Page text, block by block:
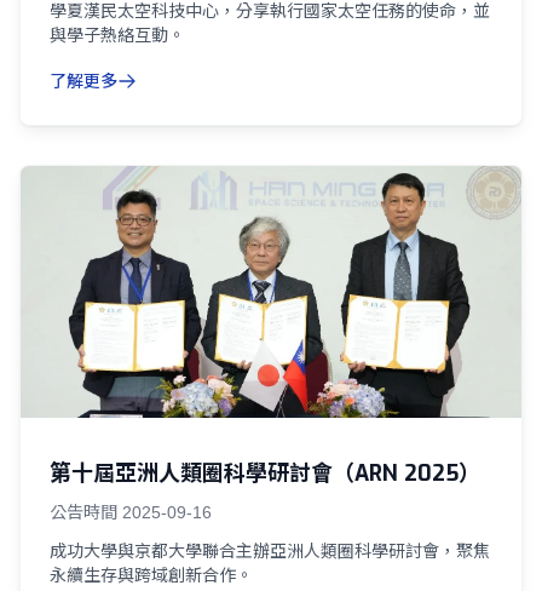
學夏漢民太空科技中心，分享執行國家太空任務的使命，並
與學子熱絡互動。
了解更多
02
第十屆亞洲人類圈科學研討會（ARN 2025）
公告時間 2025-09-16
成功大學與京都大學聯合主辦亞洲人類圈科學研討會，聚焦
永續生存與跨域創新合作。